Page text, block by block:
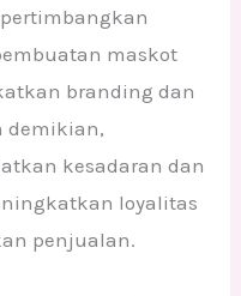
maskot
branding dan
demikian,
kesadaran dan
loyalitas
penjualan.